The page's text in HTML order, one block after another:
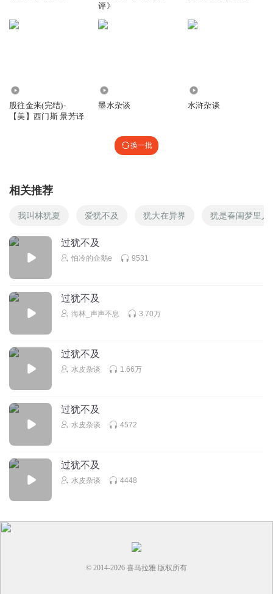
评》
股往金来(完结)-
【美】西门斯 景芳译
墨水杂谈 水浒杂谈
换一批
相关推荐
我叫林犹夏 爱犹不及 犹大在异界 犹是春闺梦里人
过犹不及
怕冷的企鹅e 9531
过犹不及
海林_声声不息 3.70万
过犹不及
水皮杂谈 1.66万
过犹不及
水皮杂谈 4572
过犹不及
水皮杂谈 4448
© 2014-2026 喜马拉雅 版权所有